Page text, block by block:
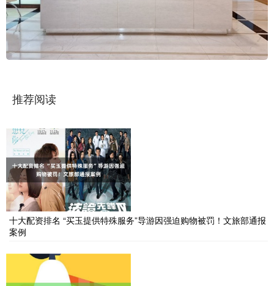
推荐阅读
十大配资排名 “买玉提供特殊服务”导游因强迫购物被罚！文旅部通报
案例